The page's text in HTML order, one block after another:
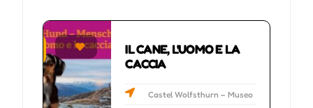
IL CANE, L'UOMO E LA
CACCIA
Castel Wolfsthurn – Museo